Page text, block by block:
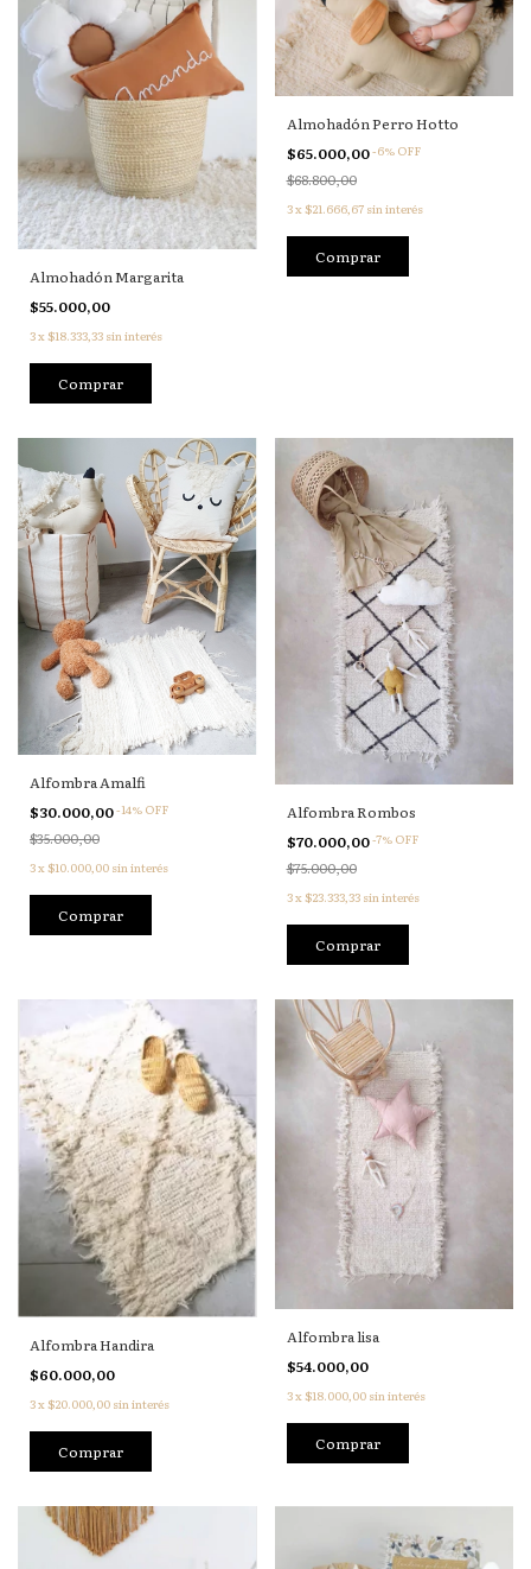
Almohadón Margarita
$55.000,00
3x$18.333,33 sin interés
Almohadón Perro Hotto
$65.000,00-6% OFF
$68.800,00
3x$21.666,67 sin interés
Alfombra Amalfi
$30.000,00-14% OFF
$35.000,00
3x $10.000,00 sin interés
Alfombra Rombos
$70.000,00-7% OFF
$75.000,00
3x$23.333,33 sin interés
Alfombra Handira
$60.000,00
3x$20.000,00 sin interés
Alfombra lisa
$54.000,00
3x $18.000,00 sin interés